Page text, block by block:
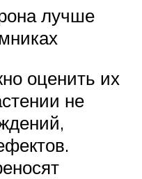
лучше
оценить их
не